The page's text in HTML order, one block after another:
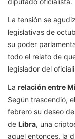
La tensión se
legislativas de
su poder
todo el relato de
legislador del
La relación entre
Según trascendió,
febrero su deseo
de Libra, una
aquel entonces, la